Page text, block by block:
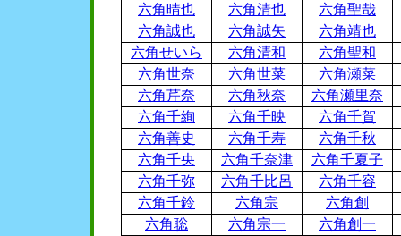
六角晴也
六角清也
六角聖哉
六角誠也
六角誠矢
六角靖也
六角せいら
六角清和
六角聖和
六角世奈
六角世菜
六角瀬菜
六角芹奈
六角秋奈
六角瀬里奈
六角千絢
六角千映
六角千賀
六角善史
六角千寿
六角千秋
六角千央
六角千奈津
六角千夏子
六角千弥
六角千比呂
六角千容
六角千鈴
六角宗
六角創
六角聡
六角宗一
六角創一